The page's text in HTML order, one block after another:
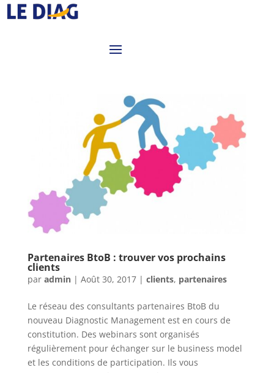
Partenaires BtoB : trouver vos prochains
clients
par admin| Août 30, 2017| clients, partenaires
Le réseau des consultants partenaires BtoB du
nouveau Diagnostic Management est en cours de
constitution. Des webinars sont organisés
régulièrement pour échanger sur le business model
et les conditions de participation. Ils vous